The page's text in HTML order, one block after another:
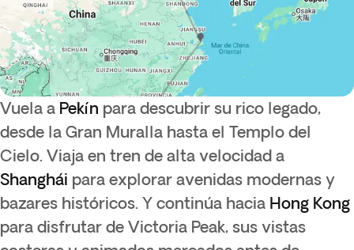
Vuela a Pekín para descubrir su rico legado,
desde la Gran Muralla hasta el Templo del
Cielo. Viaja en tren de alta velocidad a
Shanghái para explorar avenidas modernas y
bazares históricos. Y continúa hacia Hong Kong
para disfrutar de Victoria Peak, sus vistas